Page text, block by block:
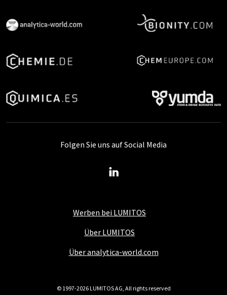
Werben bei LUMITOS
Über LUMITOS
Über analytica-world.com
Folgen Sie uns auf Social Media
© 1997-2026 LUMITOS AG, All rights reserved